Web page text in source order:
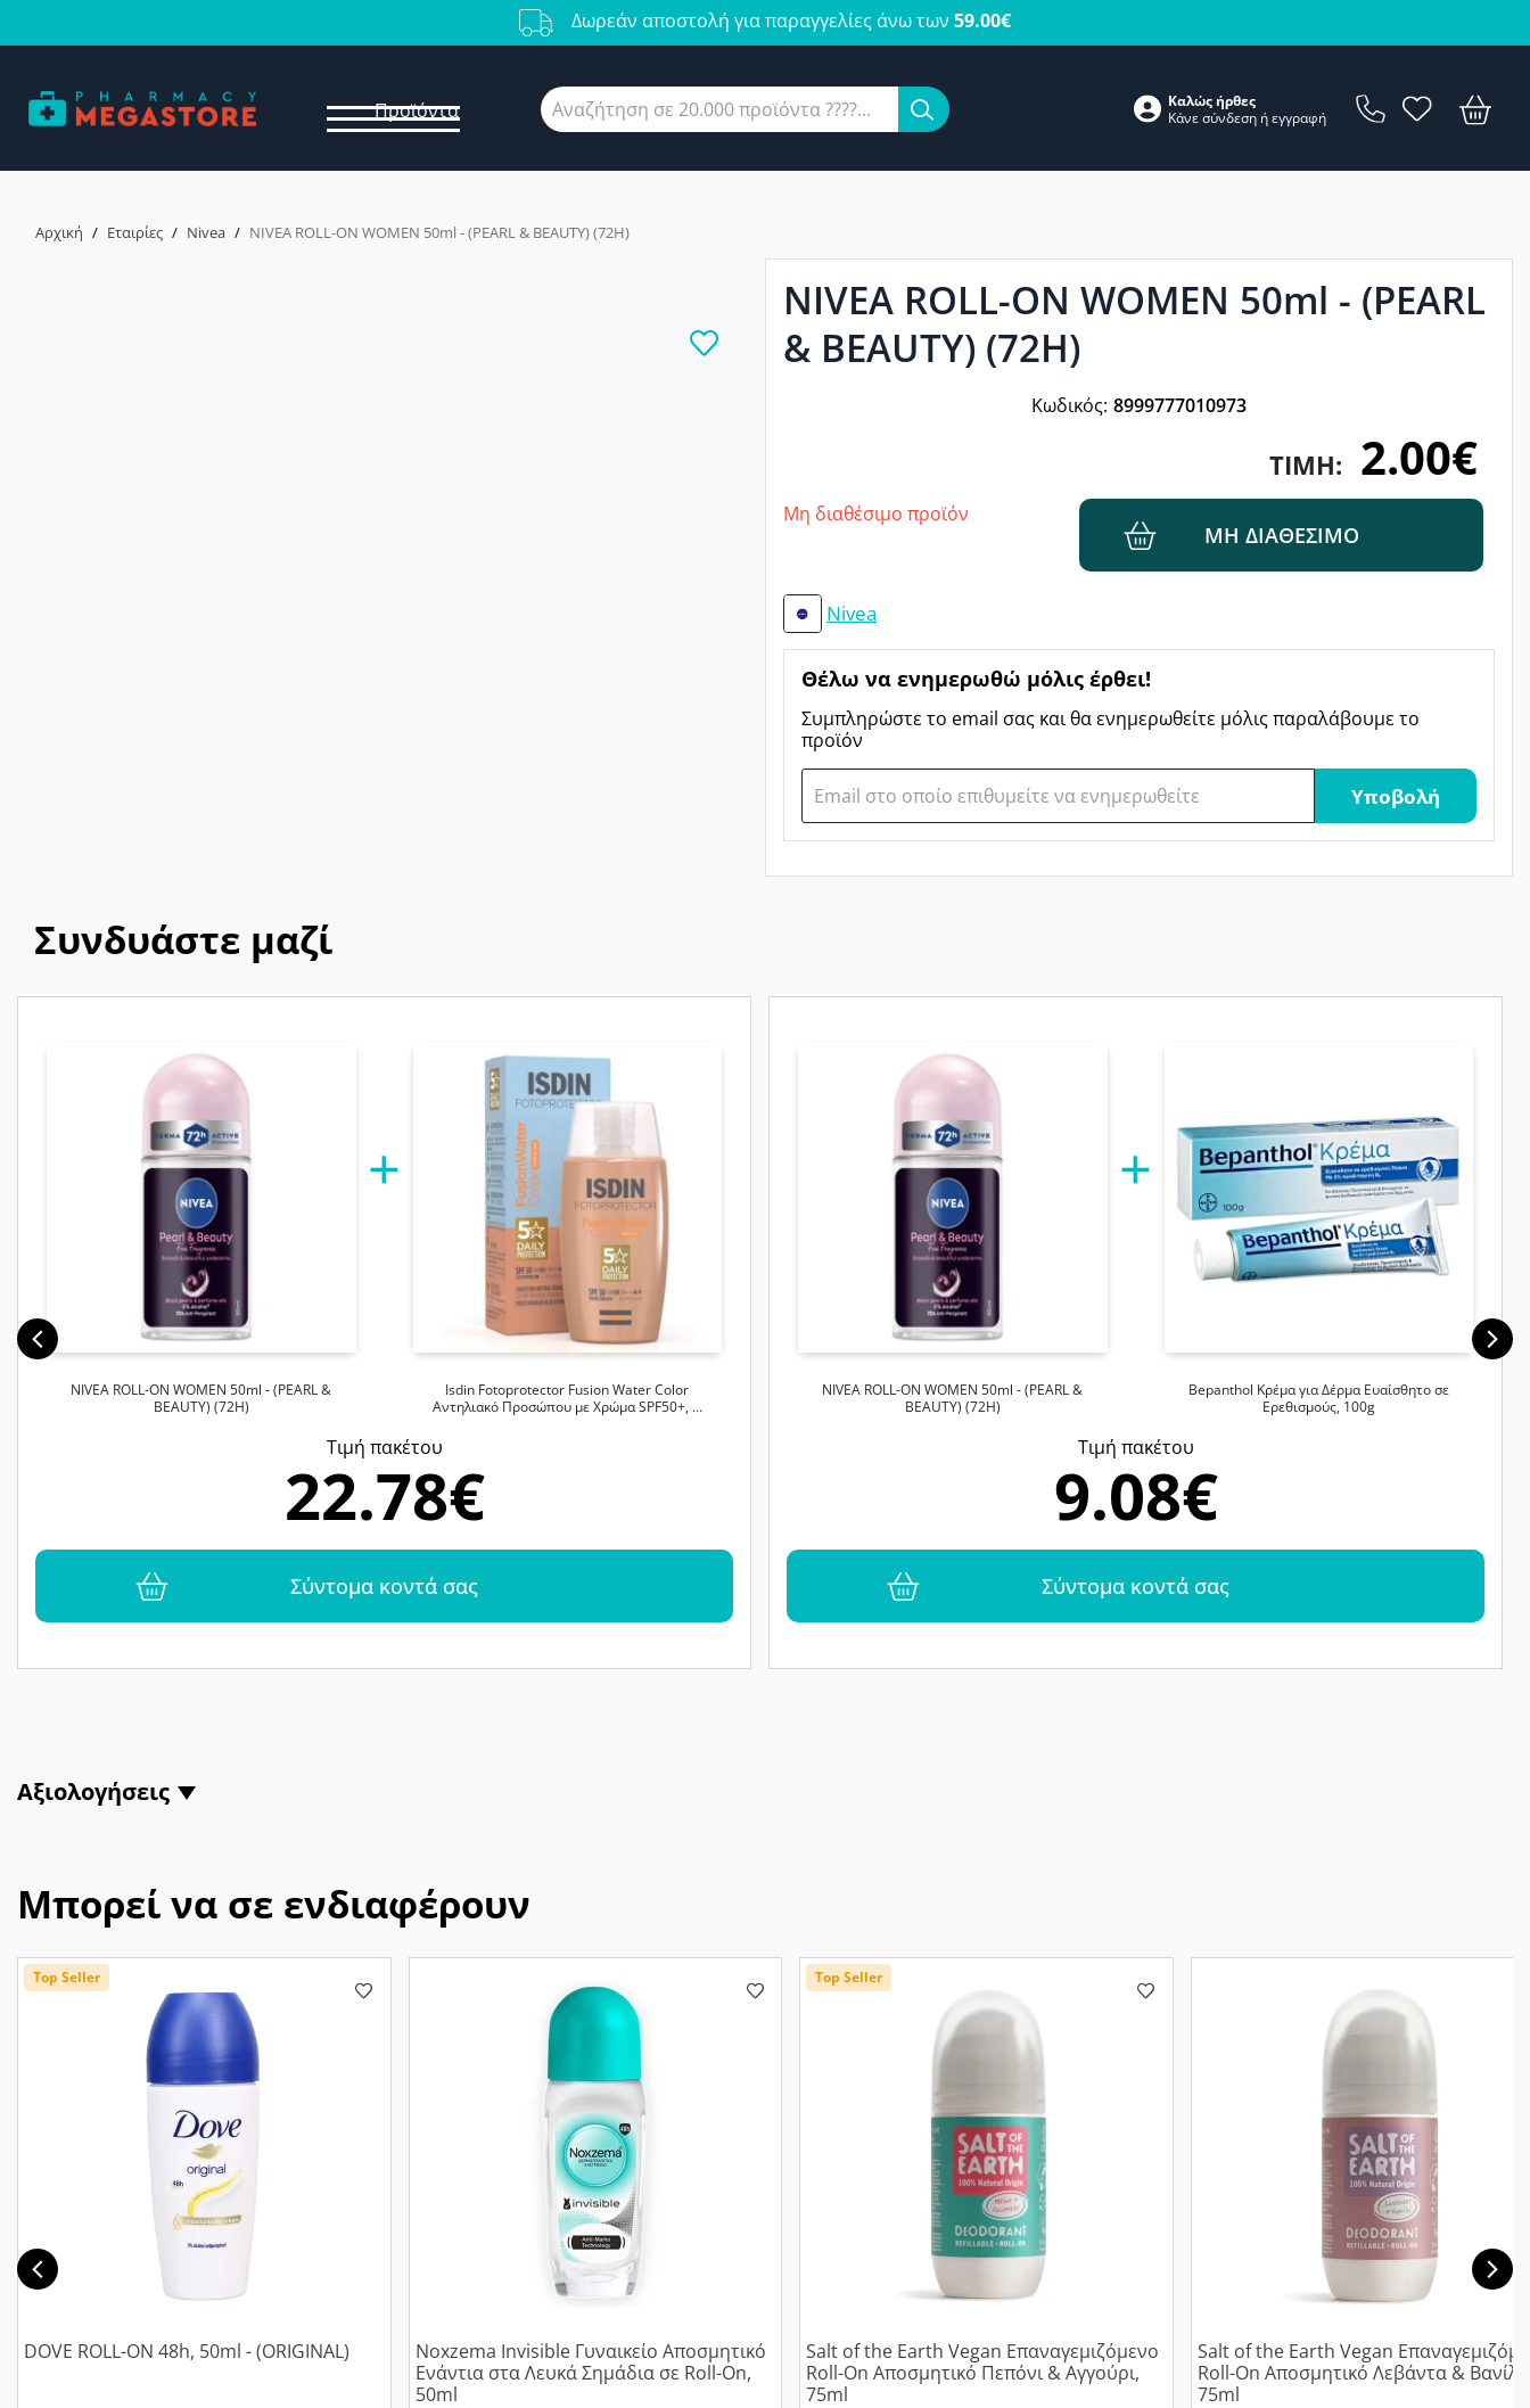
Δωρεάν αποστολή για παραγγελίες άνω των 59.00€
Προϊόντα
Καλώς ήρθες
Κάνεσύνδεση ήεγγραφή
Αρχική / Εταιρίες / Nivea / NIVEA ROLL-ON WOMEN 50ml - (PEARL & BEAUTY) (72H)
NIVEA ROLL-ON WOMEN 50ml - (PEARL
& BEAUTY) (72H)
Κωδικός: 8999777010973
ΤΙΜΉ: 2.00€
Μη διαθέσιμο προϊόν
ΜΗ ΔΙΑΘΈΣΙΜΟ
Nivea
Θέλω να ενημερωθώ μόλις έρθει!
Συμπληρώστε το email σας και θα ενημερωθείτε μόλις παραλάβουμε το
προϊόν
Υποβολή
Συνδυάστε μαζί
NIVEA ROLL-ON WOMEN 50ml - (PEARL &
BEAUTY) (72H)
Isdin Fotoprotector Fusion Water Color
Αντηλιακό Προσώπου με Χρώμα SPF50+, …
Tιμή πακέτου
22.78€
Σύντομα κοντά σας
NIVEA ROLL-ON WOMEN 50ml - (PEARL &
BEAUTY) (72H)
Bepanthol Κρέμα για Δέρμα Ευαίσθητο σε
Ερεθισμούς, 100g
Tιμή πακέτου
9.08€
Σύντομα κοντά σας
Αξιολογήσεις
Μπορεί να σε ενδιαφέρουν
Top Seller
DOVE ROLL-ON 48h, 50ml - (ORIGINAL)
Noxzema Invisible Γυναικείο Αποσμητικό
Ενάντια στα Λευκά Σημάδια σε Roll-On,
50ml
Top Seller
Salt of the Earth Vegan Επαναγεμιζόμενο
Roll-On Αποσμητικό Πεπόνι & Αγγούρι,
75ml
Salt of the Earth Vegan
Roll-On Αποσμητικό Λεβάντα &
75ml